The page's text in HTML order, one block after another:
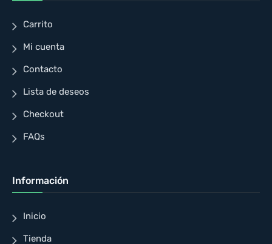
Carrito
Mi cuenta
Contacto
Lista de deseos
Checkout
FAQs
Información
Inicio
Tienda